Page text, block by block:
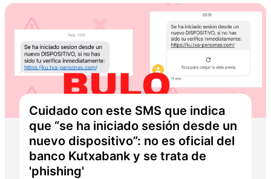
Cuidado con este SMS que indica
que “se ha iniciado sesión desde un
nuevo dispositivo”: no es oficial del
banco Kutxabank y se trata de
'phishing'